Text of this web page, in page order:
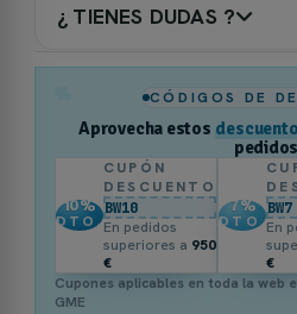
¿ TIENES DUDAS ?
CÓDIGOS DE
Aprovecha estos
pedidos
10%
DTO.
CUPÓN
DESCUENTO
BW10
En pedidos
superiores a 950
€
7%
DTO.
BW7
En
€
Cupones aplicables en toda la web
GME